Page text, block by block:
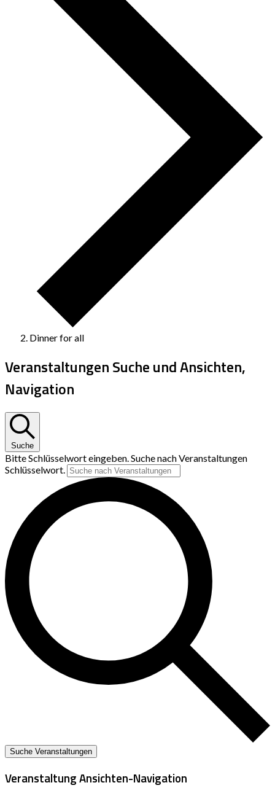
Dinner for all
Veranstaltungen Suche und Ansichten,
Navigation
Suche
Bitte Schlüsselwort eingeben. Suche nach Veranstaltungen
Schlüsselwort.
Suche Veranstaltungen
Veranstaltung Ansichten-Navigation